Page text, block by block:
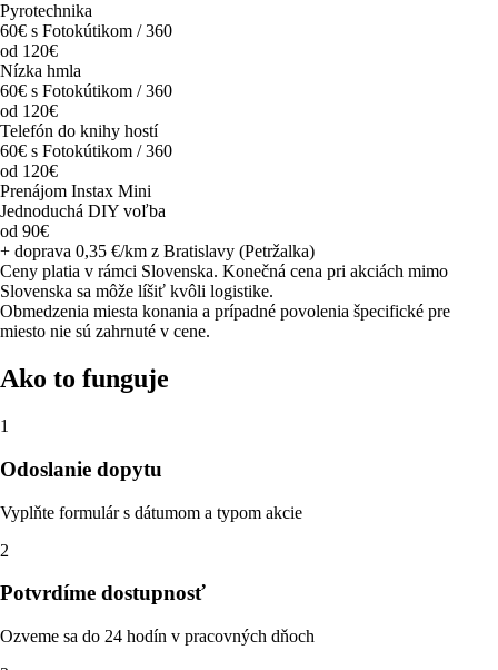
Pyrotechnika
60€ s Fotokútikom / 360
od 120€
Nízka hmla
60€ s Fotokútikom / 360
od 120€
Telefón do knihy hostí
60€ s Fotokútikom / 360
od 120€
Prenájom Instax Mini
Jednoduchá DIY voľba
od 90€
+ doprava 0,35 €/km z Bratislavy (Petržalka)
Ceny platia v rámci Slovenska. Konečná cena pri akciách mimo
Slovenska sa môže líšiť kvôli logistike.
Obmedzenia miesta konania a prípadné povolenia špecifické pre
miesto nie sú zahrnuté v cene.
Ako to funguje
1
Odoslanie dopytu
Vyplňte formulár s dátumom a typom akcie
2
Potvrdíme dostupnosť
Ozveme sa do 24 hodín v pracovných dňoch